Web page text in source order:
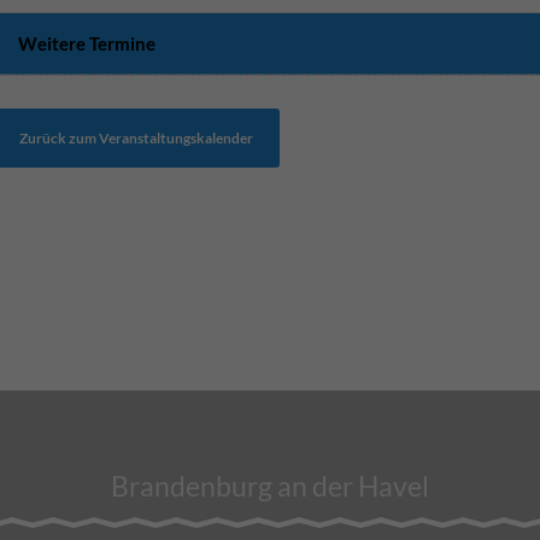
Weitere Termine
Zurück zum Veranstaltungskalender
Brandenburg an der Havel